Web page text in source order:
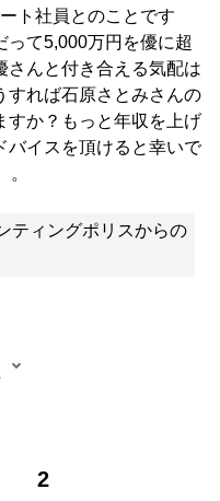
ト社員とのことです
って5,000万円を優に超
さんと付き合える気配は
すれば石原さとみさんの
すか？もっと年収を上げ
バイスを頂けると幸いで
ティングポリスからの
2
ングを制する者は人生を制